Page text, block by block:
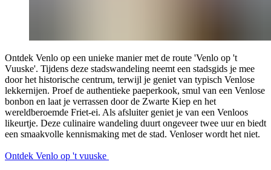
Ontdek Venlo op een unieke manier met de route 'Venlo op 't
Vuuske'. Tijdens deze stadswandeling neemt een stadsgids je mee
door het historische centrum, terwijl je geniet van typisch Venlose
lekkernijen. Proef de authentieke paeperkook, smul van een Venlose
bonbon en laat je verrassen door de Zwarte Kiep en het
wereldberoemde Friet-ei. Als afsluiter geniet je van een Venloos
likeurtje. Deze culinaire wandeling duurt ongeveer twee uur en biedt
een smaakvolle kennismaking met de stad. Venloser wordt het niet.
Ontdek Venlo op 't vuuske